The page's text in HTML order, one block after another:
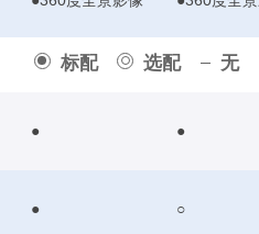
标配 选配 无
● ●
● ○